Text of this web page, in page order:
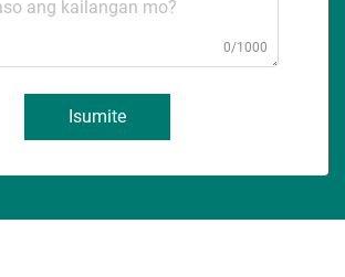
0/1000
Isumite